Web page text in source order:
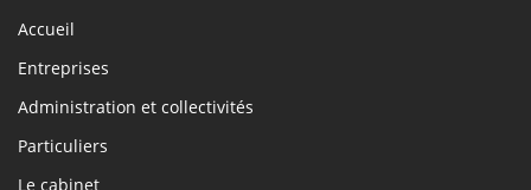
Accueil
Entreprises
Administration et collectivités
Particuliers
Le cabinet